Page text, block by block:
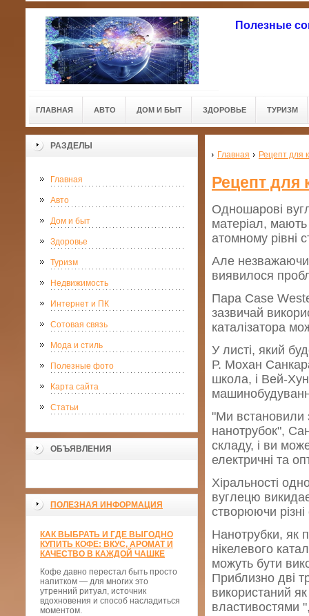
Полезные
ГЛАВНАЯ АВТО ДОМ И БЫТ ЗДОРОВЬЕ ТУРИЗМ
РАЗДЕЛЫ
Главная
Авто
Дом и быт
Здоровье
Туризм
Недвижимость
Интернет и ПК
Сотовая связь
Мода и стиль
Полезные фото
Карта сайта
Статьи
ОБЪЯВЛЕНИЯ
ПОЛЕЗНАЯ ИНФОРМАЦИЯ
КАК ВЫБРАТЬ И ГДЕ ВЫГОДНО
КУПИТЬ КОФЕ: ВКУС, АРОМАТ И
КАЧЕСТВО В КАЖДОЙ ЧАШКЕ
Кофе давно перестал быть просто
напитком — для многих это
утренний ритуал, источник
вдохновения и способ насладиться
моментом.
Главная Рецепт для
Рецепт для
Одношарові
матеріал, мають
атомному рівні
Але незважаючи
виявилося
Пара Case
зазвичай
каталізатора
У листі, який
Р. Мохан
школа, і Вей-Хун
"Ми встановили
нанотрубок",
складу, і ви
електричні та
Хіральності
вуглецю
створюючи
Нанотрубки, як
нікелевого
можуть бути
Приблизно дві
використаний
властивостями